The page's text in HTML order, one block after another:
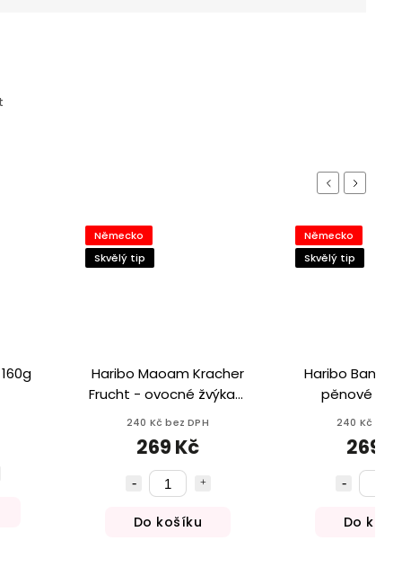
Previous
Německo
Skvělý tip
Haribo Maoam Kracher
Frucht - ovocné žvýkací
bonbony 1200g
240 Kč bez DPH
269 Kč
Do košíku
Německo
Skvělý tip
Haribo
pěnové
banány
240 Kč bez
269
Do
Next